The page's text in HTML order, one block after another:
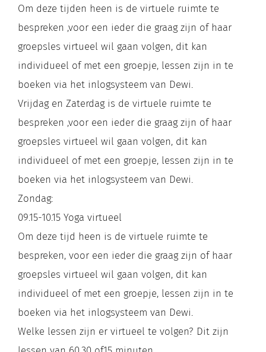
Om deze tijden heen is de virtuele ruimte te
bespreken ,voor een ieder die graag zijn of haar
groepsles virtueel wil gaan volgen, dit kan
individueel of met een groepje, lessen zijn in te
boeken via het inlogsysteem van Dewi.
Vrijdag en Zaterdag is de virtuele ruimte te
bespreken ,voor een ieder die graag zijn of haar
groepsles virtueel wil gaan volgen, dit kan
individueel of met een groepje, lessen zijn in te
boeken via het inlogsysteem van Dewi.
Zondag:
09.15-10.15 Yoga virtueel
Om deze tijd heen is de virtuele ruimte te
bespreken, voor een ieder die graag zijn of haar
groepsles virtueel wil gaan volgen, dit kan
individueel of met een groepje, lessen zijn in te
boeken via het inlogsysteem van Dewi.
Welke lessen zijn er virtueel te volgen? Dit zijn